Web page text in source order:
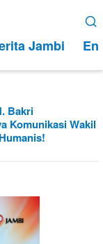
Jambi
Bakri
Komunikasi Wakil